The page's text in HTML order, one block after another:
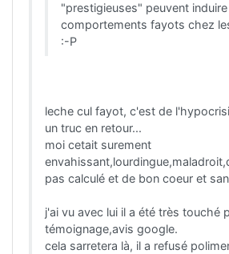
"prestigieuses" peuvent
comportements fayots chez
:-P
leche cul fayot, c'est de
un truc en retour...
moi cetait surement
pas calculé et de bon coeur et
j'ai vu avec lui il a été très touché
témoignage,avis google.
cela sarretera là, il a refusé